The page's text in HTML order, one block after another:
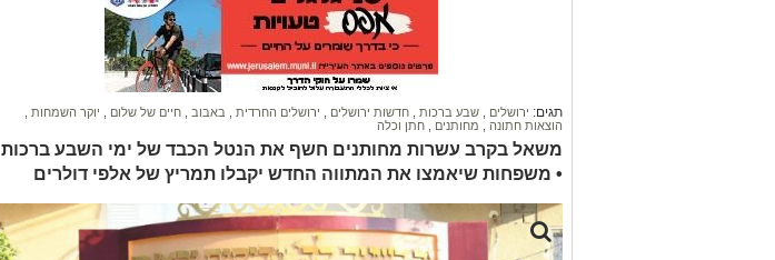
תגים: ירושלים שבע ברכות חדשות ירושלים ירושלים החרדית באבוב חיים של שלום יוקר השמחות
הוצאות חתונה
מחותנים חתן וכלה
משאל בקרב עשרות מחותנים חשף את הנטל הכבד של ימי השבע ברכות
• משפחות שיאמצו את המתווה החדש יקבלו תמריץ של אלפי דולרים